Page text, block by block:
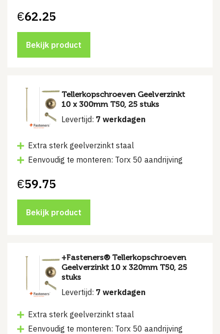
€62.25
Bekijk product
Tellerkopschroeven Geelverzinkt
10 x 300mm T50, 25 stuks
Levertijd: 7 werkdagen
Extra sterk geelverzinkt staal
Eenvoudig te monteren: Torx 50 aandrijving
€59.75
Bekijk product
+Fasteners® Tellerkopschroeven
Geelverzinkt 10 x 320mm T50, 25
stuks
Levertijd: 7 werkdagen
Extra sterk geelverzinkt staal
Eenvoudig te monteren: Torx 50 aandrijving